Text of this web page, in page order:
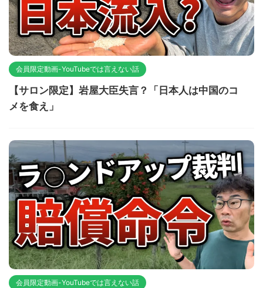
会員限定動画-YouTubeでは言えない話
【サロン限定】岩屋大臣失言？「日本人は中国のコ
メを食え」
会員限定動画-YouTubeでは言えない話